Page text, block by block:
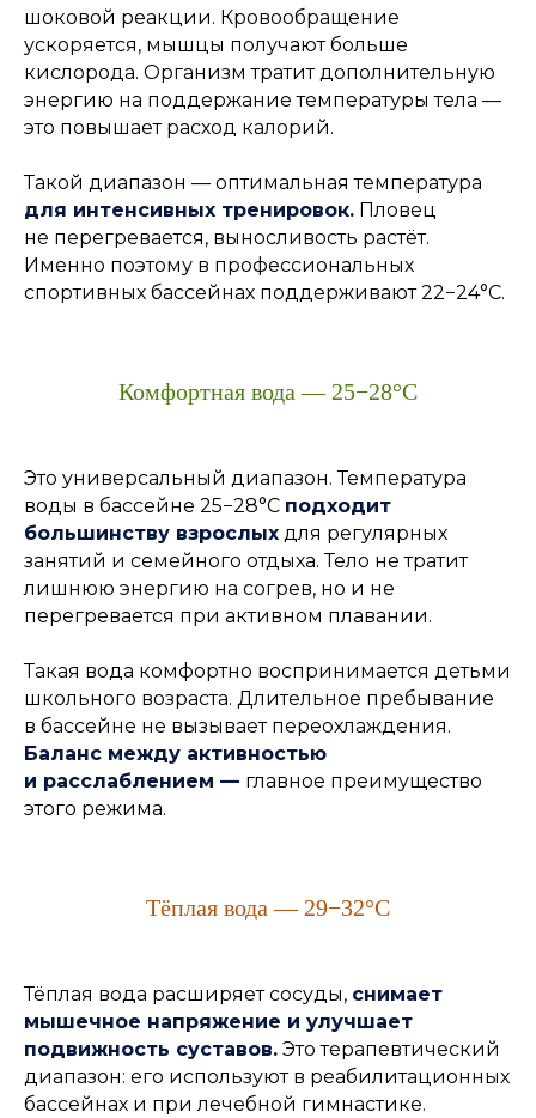
шоковой реакции. Кровообращение
ускоряется, мышцы получают больше
кислорода. Организм тратит дополнительную
энергию на поддержание температуры тела —
это повышает расход калорий.
Такой диапазон — оптимальная температура
для интенсивных тренировок. Пловец
не перегревается, выносливость растёт.
Именно поэтому в профессиональных
спортивных бассейнах поддерживают 22−24°C.
Комфортная вода — 25−28°C
Это универсальный диапазон. Температура
воды в бассейне 25−28°C подходит
большинству взрослых для регулярных
занятий и семейного отдыха. Тело не тратит
лишнюю энергию на согрев, но и не
перегревается при активном плавании.
Такая вода комфортно воспринимается детьми
школьного возраста. Длительное пребывание
в бассейне не вызывает переохлаждения.
Баланс между активностью
и расслаблением — главное преимущество
этого режима.
Тёплая вода — 29−32°C
Тёплая вода расширяет сосуды, снимает
мышечное напряжение и улучшает
подвижность суставов. Это терапевтический
диапазон: его используют в реабилитационных
бассейнах и при лечебной гимнастике.